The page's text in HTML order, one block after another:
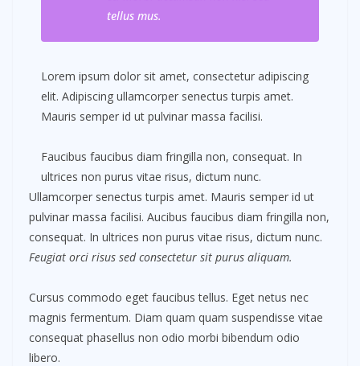
tellus mus.
Lorem ipsum dolor sit amet, consectetur adipiscing
elit. Adipiscing ullamcorper senectus turpis amet.
Mauris semper id ut pulvinar massa facilisi.
Faucibus faucibus diam fringilla non, consequat. In
ultrices non purus vitae risus, dictum nunc.
Ullamcorper senectus turpis amet. Mauris semper id ut
pulvinar massa facilisi. Aucibus faucibus diam fringilla non,
consequat. In ultrices non purus vitae risus, dictum nunc.
Feugiat orci risus sed consectetur sit purus aliquam.
Cursus commodo eget faucibus tellus. Eget netus nec
magnis fermentum. Diam quam quam suspendisse vitae
consequat phasellus non odio morbi bibendum odio
libero.